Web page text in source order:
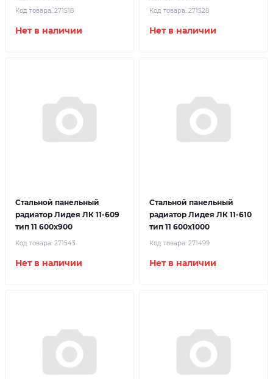
Код товара: 271518
Нет в наличии
Код товара: 271528
Нет в наличии
Стальной панельный
радиатор Лидея ЛК 11-609
тип 11 600x900
Код товара: 271543
Нет в наличии
Стальной панельный
радиатор Лидея ЛК 11-610
тип 11 600x1000
Код товара: 271499
Нет в наличии